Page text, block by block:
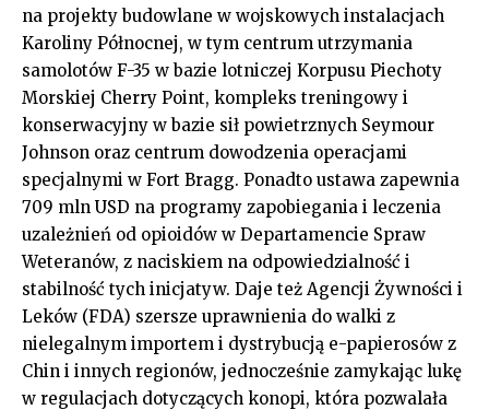
na projekty budowlane w wojskowych instalacjach
Karoliny Północnej, w tym centrum utrzymania
samolotów F-35 w bazie lotniczej Korpusu Piechoty
Morskiej Cherry Point, kompleks treningowy i
konserwacyjny w bazie sił powietrznych Seymour
Johnson oraz centrum dowodzenia operacjami
specjalnymi w Fort Bragg. Ponadto ustawa zapewnia
709 mln USD na programy zapobiegania i leczenia
uzależnień od opioidów w Departamencie Spraw
Weteranów, z naciskiem na odpowiedzialność i
stabilność tych inicjatyw. Daje też Agencji Żywności i
Leków (FDA) szersze uprawnienia do walki z
nielegalnym importem i dystrybucją e-papierosów z
Chin i innych regionów, jednocześnie zamykając lukę
w regulacjach dotyczących konopi, która pozwalała